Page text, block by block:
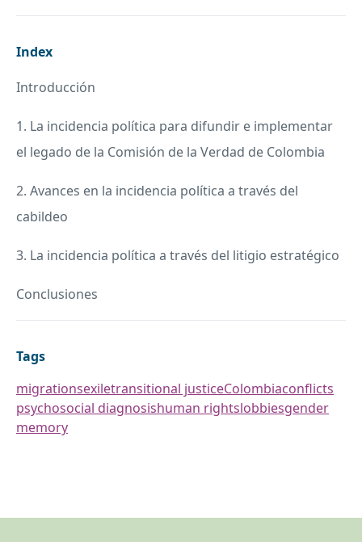
Index
Introducción
1. La incidencia política para difundir e implementar
el legado de la Comisión de la Verdad de Colombia
2. Avances en la incidencia política a través del
cabildeo
3. La incidencia política a través del litigio estratégico
Conclusiones
Tags
migrationsexiletransitional justiceColombiaconflicts
psychosocial diagnosishuman rightslobbiesgender
memory